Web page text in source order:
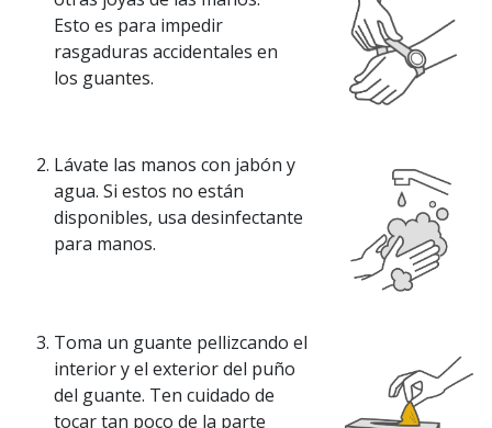
Esto es para impedir
rasgaduras accidentales en
los guantes.
Lávate las manos con jabón y
agua. Si estos no están
disponibles, usa desinfectante
para manos.
Toma un guante pellizcando el
interior y el exterior del puño
del guante. Ten cuidado de
tocar tan poco de la parte